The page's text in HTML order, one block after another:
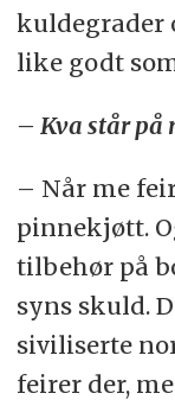
kuldegrader
like godt
– Kva står på
– Når me
pinnekjøtt.
tilbehør på
syns skuld.
siviliserte
feirer der,